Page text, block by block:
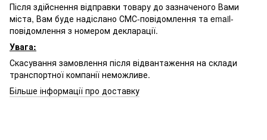
Після здійснення відправки товару до зазначеного Вами
міста, Вам буде надіслано СМС-повідомлення та email-
повідомлення з номером декларації.
Увага:
Скасування замовлення після відвантаження на склади
транспортної компанії неможливе.
Більше інформації про доставку